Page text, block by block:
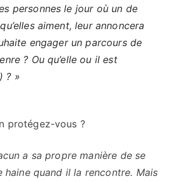
personnes le jour où un de
aiment, leur annoncera
engager un parcours de
? Ou qu’elle ou il est
? »
protégez-vous ?
a sa propre manière de se
quand il la rencontre. Mais